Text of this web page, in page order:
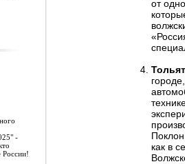
-
России!
от
как в